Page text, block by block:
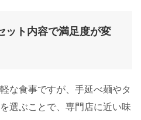
ット内容で満足度が変
な食事ですが、手延べ麺やタ
選ぶことで、専門店に近い味